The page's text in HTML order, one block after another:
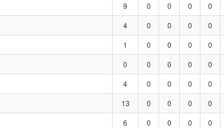
9 0 0 0 0
4 0 0 0 0
1 0 0 0 0
0 0 0 0 0
4 0 0 0 0
13 0 0 0 0
6 0 0 0 0